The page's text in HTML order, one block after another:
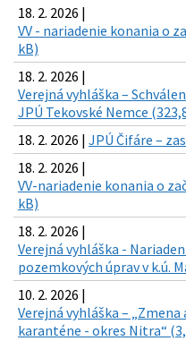
18. 2. 2026 |
VV - nariadenie konania o
kB)
18. 2. 2026 |
Verejná vyhláška –
JPÚ Tekovské Nemce
18. 2. 2026 | JPÚ Čifáre –
18. 2. 2026 |
VV-nariadenie konania o
kB)
18. 2. 2026 |
Verejná vyhláška -
pozemkových úprav v k.ú.
10. 2. 2026 |
Verejná vyhláška –
karanténe - okres Nitra“